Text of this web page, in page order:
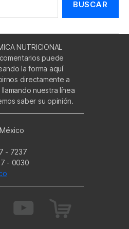
NUTRICIONAL
puede
la forma aquí
directamente a
nuestra línea
saber su opinión.
- 7237
- 0030